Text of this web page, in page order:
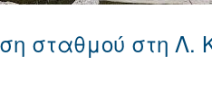
σταθμού στη Λ.